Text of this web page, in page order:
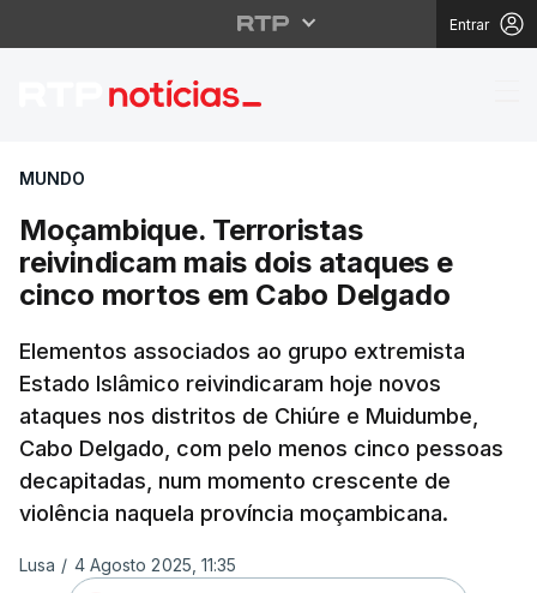
Entrar
Moçambique.
MUNDO
Moçambique. Terroristas
reivindicam mais dois ataques e
cinco mortos em Cabo Delgado
Elementos associados ao grupo extremista
Estado Islâmico reivindicaram hoje novos
ataques nos distritos de Chiúre e Muidumbe,
Cabo Delgado, com pelo menos cinco pessoas
decapitadas, num momento crescente de
violência naquela província moçambicana.
Lusa / 4 Agosto 2025, 11:35